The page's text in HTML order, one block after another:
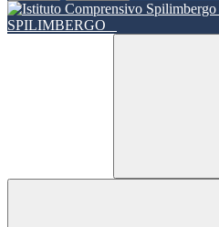
SPILIMBERGO